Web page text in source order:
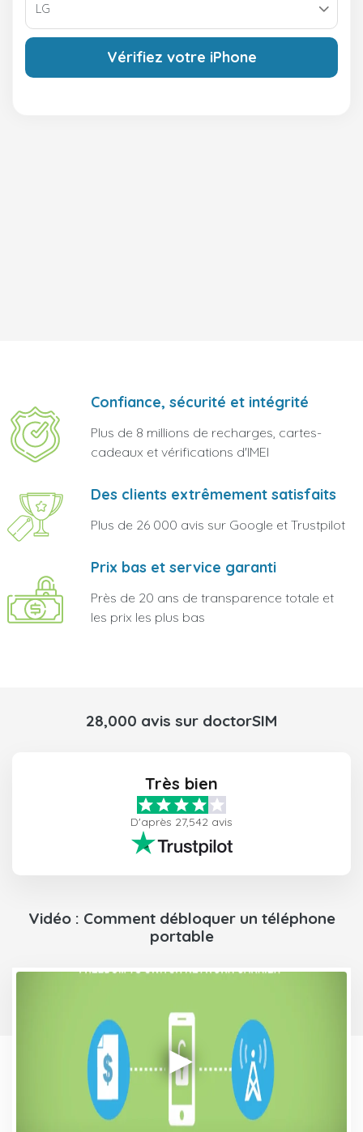
Vérifiez votre iPhone
Confiance, sécurité et intégrité
Plus de 8 millions de recharges, cartes-
cadeaux et vérifications d'IMEI
Des clients extrêmement satisfaits
Plus de 26 000 avis sur Google et Trustpilot
Prix bas et service garanti
Près de 20 ans de transparence totale et
les prix les plus bas
28,000 avis sur doctorSIM
Très bien
D'après 27,542 avis
Vidéo : Comment débloquer un téléphone
portable